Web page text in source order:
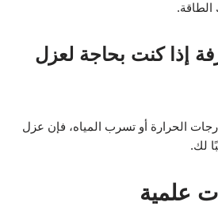
إذا كنت بحاجة لعزل
الحرارة أو تسرب المياه، فإن عزل
لك.
علمية